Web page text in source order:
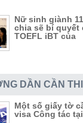
Nữ sinh giành
chia sẽ bí quyết
TOEFL iBT của
DẦN CẦN
Một số giấy tờ
visa Công tác